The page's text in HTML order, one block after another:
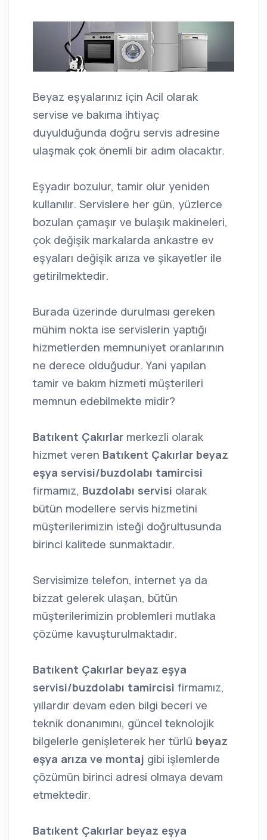
Beyaz eşyalarınız için Acil olarak
servise ve bakıma ihtiyaç
duyulduğunda doğru servis adresine
ulaşmak çok önemli bir adım olacaktır.
Eşyadır bozulur, tamir olur yeniden
kullanılır. Servislere her gün, yüzlerce
bozulan çamaşır ve bulaşık makineleri,
çok değişik markalarda ankastre ev
eşyaları değişik arıza ve şikayetler ile
getirilmektedir.
Burada üzerinde durulması gereken
mühim nokta ise servislerin yaptığı
hizmetlerden memnuniyet oranlarının
ne derece olduğudur. Yani yapılan
tamir ve bakım hizmeti müşterileri
memnun edebilmekte midir?
Batıkent Çakırlar merkezli olarak
hizmet veren Batıkent Çakırlar beyaz
eşya servisi/buzdolabı tamircisi
firmamız, Buzdolabı servisi olarak
bütün modellere servis hizmetini
müşterilerimizin isteği doğrultusunda
birinci kalitede sunmaktadır.
Servisimize telefon, internet ya da
bizzat gelerek ulaşan, bütün
müşterilerimizin problemleri mutlaka
çözüme kavuşturulmaktadır.
Batıkent Çakırlar beyaz eşya
servisi/buzdolabı tamircisi firmamız,
yıllardır devam eden bilgi beceri ve
teknik donanımını, güncel teknolojik
bilgelerle genişleterek her türlü beyaz
eşya arıza ve montaj gibi işlemlerde
çözümün birinci adresi olmaya devam
etmektedir.
Batıkent Çakırlar beyaz eşya